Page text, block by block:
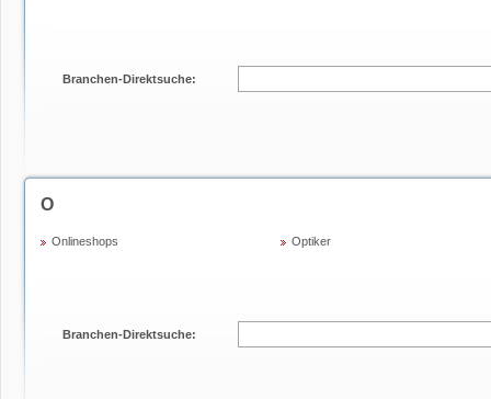
Branchen-Direktsuche:
O
Onlineshops Optiker
Branchen-Direktsuche: